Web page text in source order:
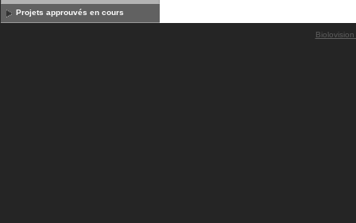
Projets approuvés en cours
Biolovision